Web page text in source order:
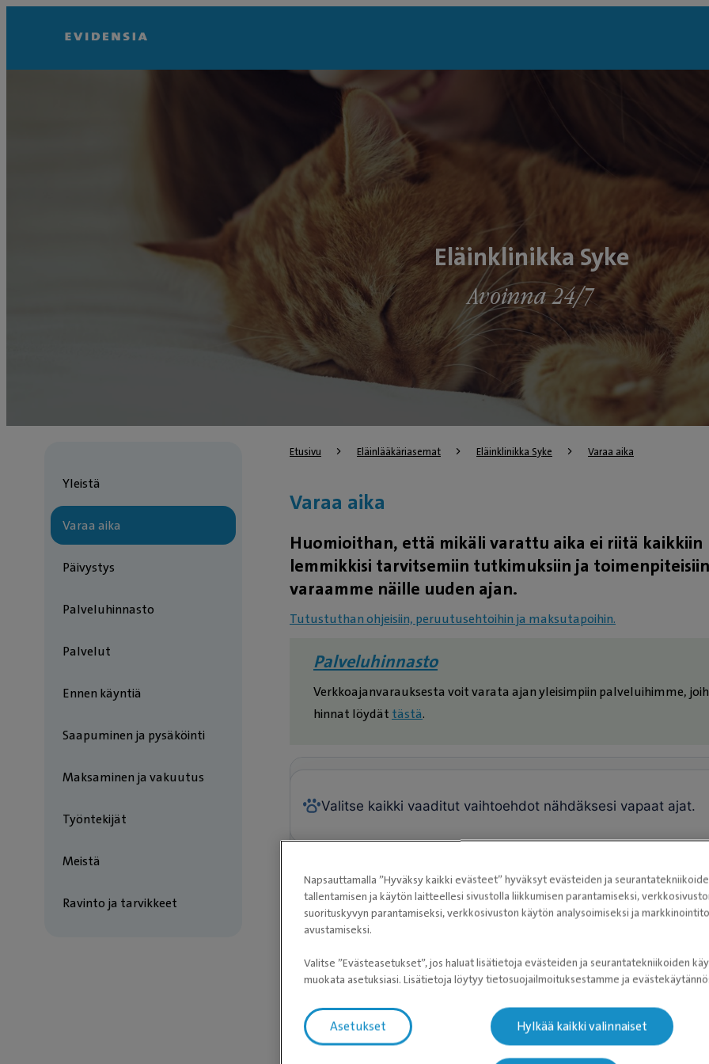
Eläinklinikka Syke
Avoinna 24/7
Yleistä
Varaa aika
Päivystys
Palveluhinnasto
Palvelut
Ennen käyntiä
Saapuminen ja pysäköinti
Maksaminen ja vakuutus
Työntekijät
Meistä
Ravinto ja tarvikkeet
Etusivu Eläinlääkäriasemat Eläinklinikka Syke Varaa aika
Varaa aika
Huomioithan, että mikäli varattu aika ei riitä kaikkiin
lemmikkisi tarvitsemiin tutkimuksiin ja
varaamme näille uuden ajan.
Tutustuthan ohjeisiin, peruutusehtoihin ja maksutapoihin.
Palveluhinnasto
Verkkoajanvarauksesta voit varata ajan yleisimpiin palveluihimme,
hinnat löydät tästä.
Napsauttamalla ”Hyväksy kaikki evästeet” hyväksyt evästeiden ja
tallentamisen ja käytön laitteellesi sivustolla liikkumisen parantamiseksi,
suorituskyvyn parantamiseksi, verkkosivuston käytön analysoimiseksi ja
avustamiseksi.
Valitse ”Evästeasetukset”, jos haluat lisätietoja evästeiden ja seurantatekniikoiden
muokata asetuksiasi. Lisätietoja löytyy tietosuojailmoituksestamme ja
Asetukset Hylkää kaikki valinnaiset